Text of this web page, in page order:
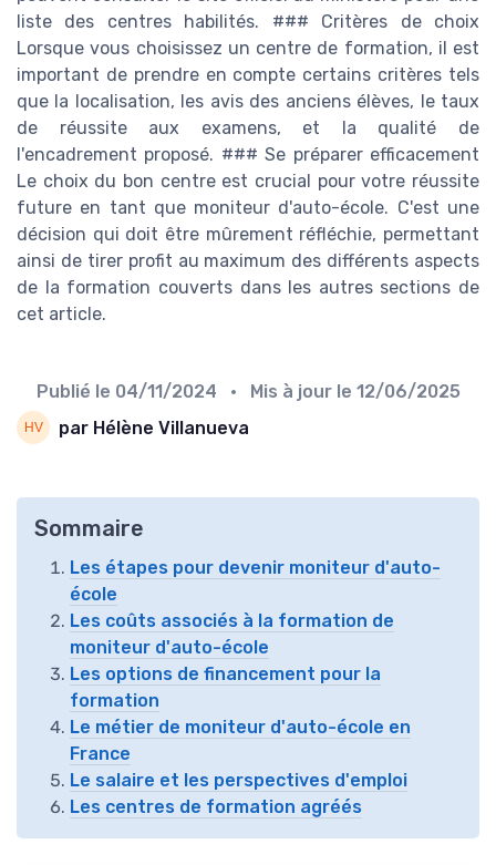
liste des centres habilités. ### Critères de choix
Lorsque vous choisissez un centre de formation, il est
important de prendre en compte certains critères tels
que la localisation, les avis des anciens élèves, le taux
de réussite aux examens, et la qualité de
l'encadrement proposé. ### Se préparer efficacement
Le choix du bon centre est crucial pour votre réussite
future en tant que moniteur d'auto-école. C'est une
décision qui doit être mûrement réfléchie, permettant
ainsi de tirer profit au maximum des différents aspects
de la formation couverts dans les autres sections de
cet article.
Publié le 04/11/2024 • Mis à jour le 12/06/2025
par Hélène Villanueva
Sommaire
Les étapes pour devenir moniteur d'auto-
école
Les coûts associés à la formation de
moniteur d'auto-école
Les options de financement pour la
formation
Le métier de moniteur d'auto-école en
France
Le salaire et les perspectives d'emploi
Les centres de formation agréés